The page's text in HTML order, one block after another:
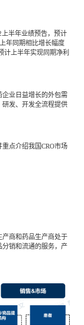
贸易
科技
半年业绩预告，预计
年同期相比增长幅度
计上半年实现同期净利
业日益增长的外包需
发、开发全流程提供
点介绍我国CRO市场
产商和药品生产商处于
销和流通的服务，产